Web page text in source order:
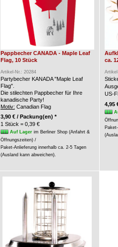
Pappbecher CANADA - Maple Leaf
Flag, 10 Stück
Artikel-Nr.: 20284
Partybecher KANADA "Maple Leaf
Flag".
Die stilechten Pappbecher für Ihre
kanadische Party!
Motiv: Canadian Flag
3,90 € / Packung(en) *
1 Stück = 0,39 €
Auf Lagerim Berliner Shop (Anfahrt &
Öffnungszeiten) /
Paket-Anlieferung innerhalb ca. 2-5 Tagen
(Ausland kann abweichen).
ca.
US-
4,95